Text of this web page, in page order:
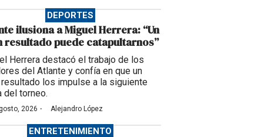
DEPORTES
ilusiona a Miguel Herrera: “Un
resultado puede catapultarnos”
Herrera destacó el trabajo de los
del Atlante y confía en que un
los impulse a la siguiente
del torneo.
2026 · Alejandro López
ENTRETENIMIENTO